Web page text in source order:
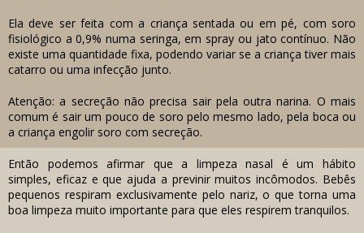
Ela deve ser feita com a criança sentada ou em pé, com soro
fisiológico a 0,9% numa seringa, em spray ou jato contínuo. Não
existe uma quantidade fixa, podendo variar se a criança tiver mais
catarro ou uma infecção junto.
Atenção: a secreção não precisa sair pela outra narina. O mais
comum é sair um pouco de soro pelo mesmo lado, pela boca ou
a criança engolir soro com secreção.
Então podemos afirmar que a limpeza nasal é um hábito
simples, eficaz e que ajuda a previnir muitos incômodos. Bebês
pequenos respiram exclusivamente pelo nariz, o que torna uma
boa limpeza muito importante para que eles respirem tranquilos.